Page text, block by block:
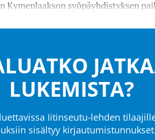
syöpäyhdistyksen
LUKEMISTA?
Iitinseutu-lehden
sisältyy